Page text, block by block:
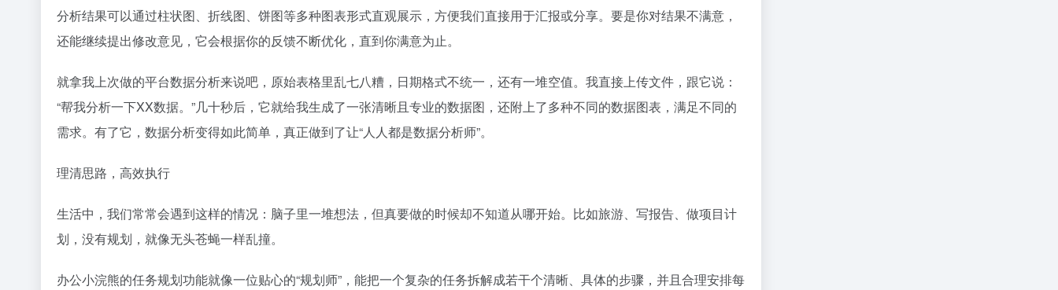
分析结果可以通过柱状图、折线图、饼图等多种图表形式直观展示，方便我们直接用于汇报或分享。要是你对结果不满意，
还能继续提出修改意见，它会根据你的反馈不断优化，直到你满意为止。
就拿我上次做的平台数据分析来说吧，原始表格里乱七八糟，日期格式不统一，还有一堆空值。我直接上传文件，跟它说：
“帮我分析一下XX数据。”几十秒后，它就给我生成了一张清晰且专业的数据图，还附上了多种不同的数据图表，满足不同的
需求。有了它，数据分析变得如此简单，真正做到了让“人人都是数据分析师”。
理清思路，高效执行
生活中，我们常常会遇到这样的情况：脑子里一堆想法，但真要做的时候却不知道从哪开始。比如旅游、写报告、做项目计
划，没有规划，就像无头苍蝇一样乱撞。
办公小浣熊的任务规划功能就像一位贴心的“规划师”，能把一个复杂的任务拆解成若干个清晰、具体的步骤，并且合理安排每